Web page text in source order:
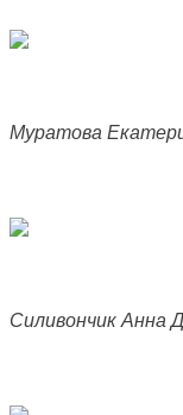
Муратова
Силивончик Анна